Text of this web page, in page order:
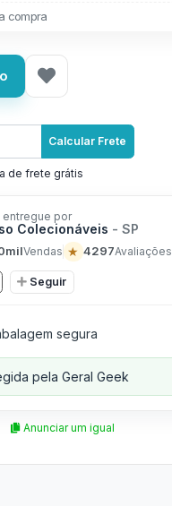
compra
Calcular Frete
de frete grátis
entregue por
Colecionáveis - SP
Vendas ★ 4297Avaliações
Seguir
segura
pela Geral Geek
Anunciar um igual